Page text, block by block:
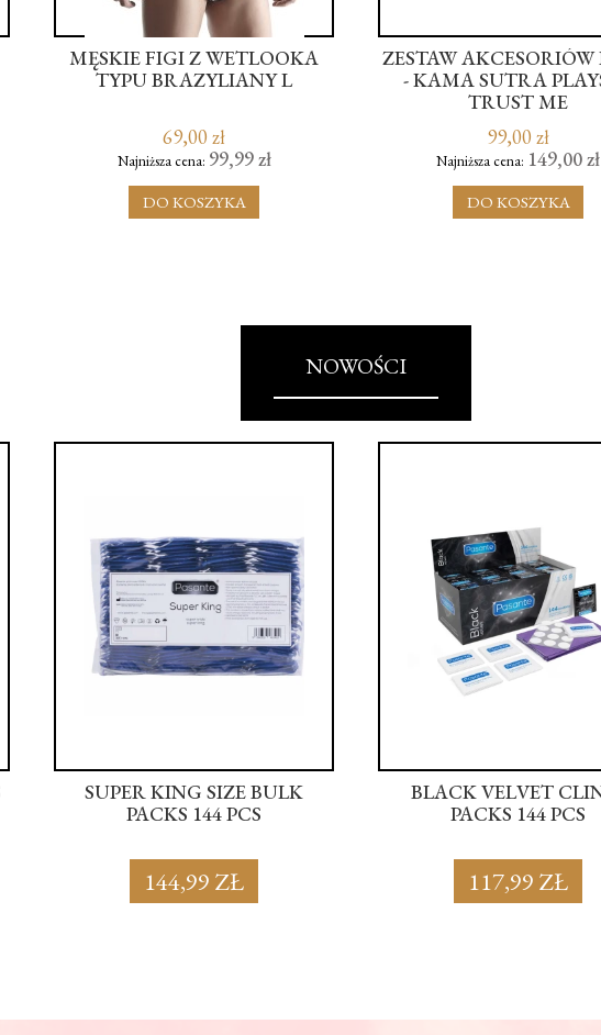
MĘSKIE FIGI Z WETLOOKA
TYPU BRAZYLIANY L
Najniższa cena:99,99 zł
DO KOSZYKA
ZESTAW AKCESORIÓW BDSM
- KAMA SUTRA PLAYSET
TRUST ME
Najniższa cena:149,00 zł
DO KOSZYKA
NOWOŚCI
SUPER KING SIZE BULK
PACKS 144 PCS
144,99 ZŁ
BLACK VELVET CLINIC
PACKS 144 PCS
117,99 ZŁ